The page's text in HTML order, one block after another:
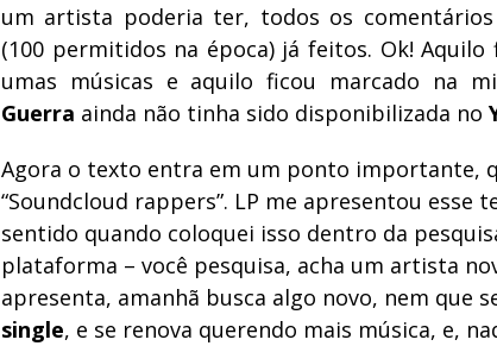
um artista poderia ter, todos os
(100 permitidos na época) já feitos. Ok!
umas músicas e aquilo ficou marcado na
Guerra ainda não tinha sido disponibilizada no
Agora o texto entra em um ponto importante,
“Soundcloud rappers”. LP me apresentou esse
sentido quando coloquei isso dentro da
plataforma – você pesquisa, acha um artista
apresenta, amanhã busca algo novo, nem que
single, e se renova querendo mais música, e,